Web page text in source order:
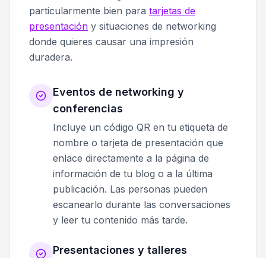
particularmente bien para tarjetas de
presentación y situaciones de networking
donde quieres causar una impresión
duradera.
Eventos de networking y
conferencias
Incluye un código QR en tu etiqueta de
nombre o tarjeta de presentación que
enlace directamente a la página de
información de tu blog o a la última
publicación. Las personas pueden
escanearlo durante las conversaciones
y leer tu contenido más tarde.
Presentaciones y talleres